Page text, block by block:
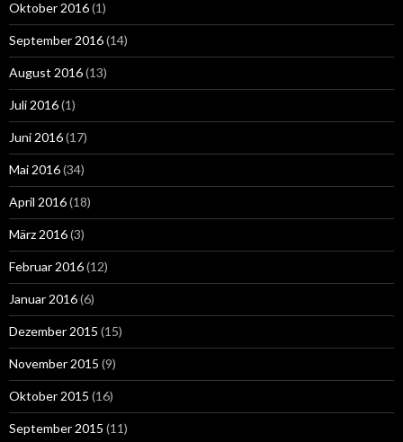
Oktober 2016(1)
September 2016(14)
August 2016(13)
Juli 2016(1)
Juni 2016(17)
Mai 2016(34)
April 2016(18)
März 2016(3)
Februar 2016(12)
Januar 2016(6)
Dezember 2015 (15)
November 2015 (9)
Oktober 2015 (16)
September 2015 (11)